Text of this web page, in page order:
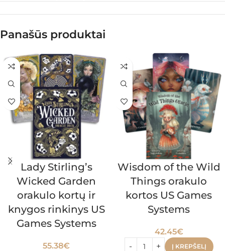
Panašūs produktai
Lady Stirling’s
Wicked Garden
orakulo kortų ir
knygos rinkinys US
Games Systems
55.38€
Wisdom of the Wild
Things orakulo
kortos US Games
Systems
42.45€
Į KREPŠELĮ